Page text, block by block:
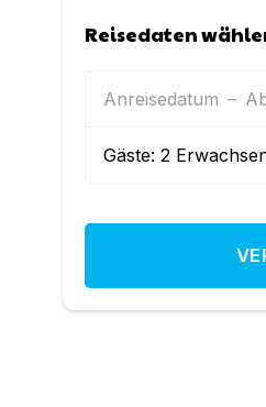
Reisedaten
Anreisedatum –
Gäste:2